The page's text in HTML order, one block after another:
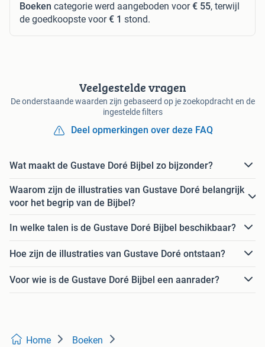
Boeken categorie werd aangeboden voor€ 55, terwijl
de goedkoopste voor€ 1 stond.
Veelgestelde vragen
De onderstaande waarden zijn gebaseerd op je zoekopdracht en de
ingestelde filters
Deel opmerkingen over deze FAQ
Wat maakt de Gustave Doré Bijbel zo bijzonder?
Waarom zijn de illustraties van Gustave Doré belangrijk
voor het begrip van de Bijbel?
In welke talen is de Gustave Doré Bijbel beschikbaar?
Hoe zijn de illustraties van Gustave Doré ontstaan?
Voor wie is de Gustave Doré Bijbel een aanrader?
Home Boeken